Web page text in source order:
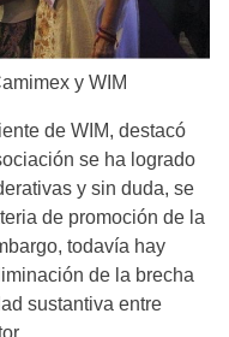
y WIM
de WIM, destacó
se ha logrado
y sin duda, se
de promoción de la
todavía hay
de la brecha
sustantiva entre